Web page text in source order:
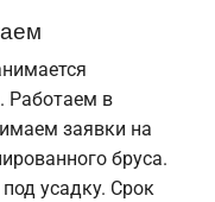
Работаем в
заявки на
бруса.
усадку. Срок